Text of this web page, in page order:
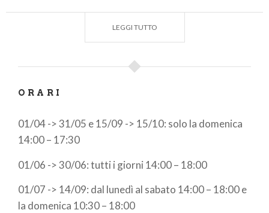
imponenti stalattiti e stalagmiti.
conosciuto sin dal ‘700, mentre le grotte sono state
Grotte di Rescia offrono la possibilità di osservare
a quella di fossile.
possibile raggiungere e ammirare un meraviglioso
orrido , detto di SantaGiulia, con unacascatadi
70m.
LEGGI TUTTO
ORARI
01/04 -> 31/05 e 15/09 -> 15/10: solo la domenica
14:00 – 17:30
01/06 -> 30/06: tutti i giorni 14:00 – 18:00
01/07 -> 14/09: dal lunedì al sabato 14:00 – 18:00 e
la domenica 10:30 – 18:00